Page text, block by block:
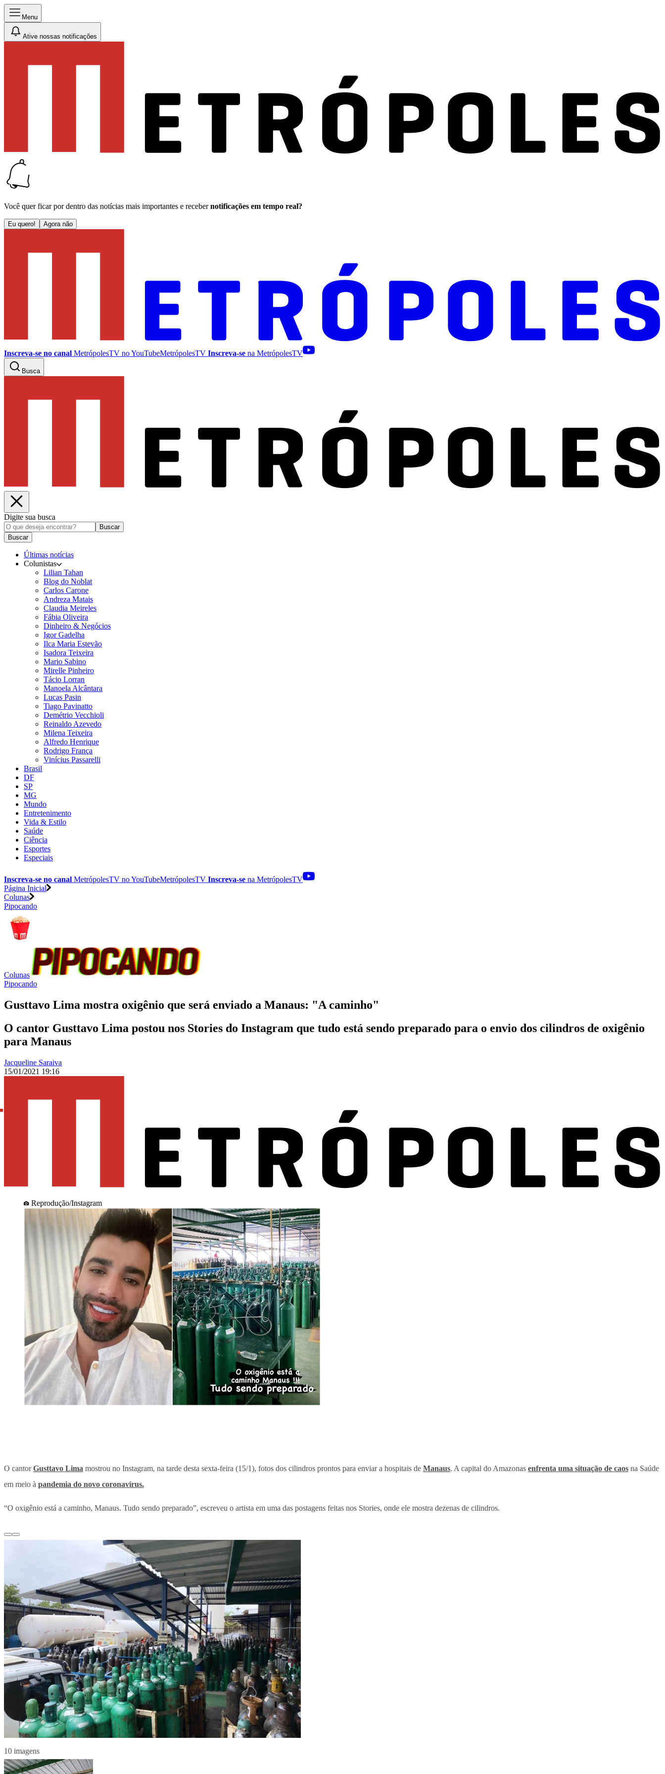
Menu
Ative nossas notificações
Você quer ficar por dentro das notícias mais importantes e receber notificações em tempo real?
Eu quero! Agora não
Inscreva-se no canal MetrópolesTV noYouTubeMetrópolesTV Inscreva-se na MetrópolesTV
Busca
Digite sua busca
Buscar
Buscar
Últimas notícias
Colunistas
Lilian Tahan
Blog do Noblat
Carlos Carone
Andreza Matais
Claudia Meireles
Fábia Oliveira
Dinheiro & Negócios
Igor Gadelha
Ilca Maria Estevão
Isadora Teixeira
Mario Sabino
Mirelle Pinheiro
Tácio Lorran
Manoela Alcântara
Lucas Pasin
Tiago Pavinatto
Demétrio Vecchioli
Reinaldo Azevedo
Milena Teixeira
Alfredo Henrique
Rodrigo França
Vinícius Passarelli
Brasil
DF
SP
MG
Mundo
Entretenimento
Vida & Estilo
Saúde
Ciência
Esportes
Especiais
Inscreva-se no canal MetrópolesTV noYouTubeMetrópolesTV Inscreva-se na MetrópolesTV
Página Inicial
Colunas
Pipocando
Colunas
Pipocando
Gusttavo Lima mostra oxigênio que será enviado a Manaus: "A caminho"
O cantor Gusttavo Lima postou nos Stories do Instagram que tudo está sendo preparado para o envio dos cilindros de oxigênio
para Manaus
Jacqueline Saraiva
15/01/2021 19:16
Reprodução/Instagram
O cantorGusttavo Lima mostrou no Instagram, na tarde desta sexta-feira (15/1), fotos dos cilindros prontos para enviar a hospitais de Manaus. A capital do Amazonas enfrenta uma situação de caos na Saúde
em meio à pandemia do novo coronavírus.
“O oxigênio está a caminho, Manaus. Tudo sendo preparado”, escreveu o artista em uma das postagens feitas nos Stories, onde ele mostra dezenas de cilindros.
10 imagens